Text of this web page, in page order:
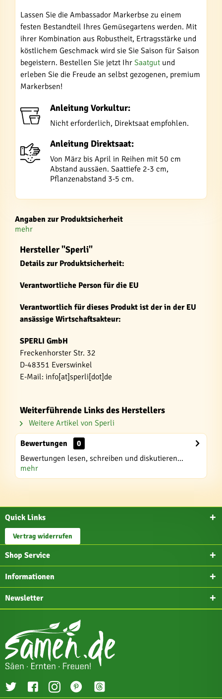
Lassen Sie die Ambassador Markerbse zu einem
festen Bestandteil Ihres Gemüsegartens werden. Mit
ihrer Kombination aus Robustheit, Ertragsstärke und
köstlichem Geschmack wird sie Sie Saison für Saison
begeistern. Bestellen Sie jetzt Ihr Saatgut und
erleben Sie die Freude an selbst gezogenen, premium
Markerbsen!
Anleitung Vorkultur:
Nicht erforderlich, Direktsaat empfohlen.
Anleitung Direktsaat:
Von März bis April in Reihen mit 50 cm
Abstand aussäen. Saattiefe 2-3 cm,
Pflanzenabstand 3-5 cm.
Angaben zur Produktsicherheit
mehr
Hersteller "Sperli"
Details zur Produktsicherheit:
Verantwortliche Person für die EU
Verantwortlich für dieses Produkt ist der in der EU
ansässige Wirtschaftsakteur:
SPERLI GmbH
Freckenhorster Str. 32
D-48351 Everswinkel
E-Mail: info[at]sperli[dot]de
Weiterführende Links des Herstellers
Weitere Artikel von Sperli
Bewertungen
0
Bewertungen lesen, schreiben und diskutieren...
mehr
Quick Links
Vertrag widerrufen
Shop Service
Informationen
Newsletter